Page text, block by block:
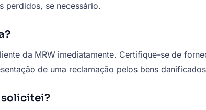
perdidos, se necessário.
da MRW imediatamente. Certifique-se de
de uma reclamação pelos bens
solicitei?